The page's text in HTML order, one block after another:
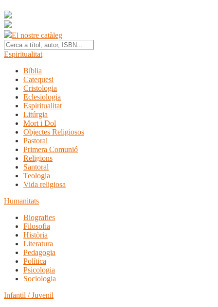
El nostre catàleg
Espiritualitat
Bíblia
Catequesi
Cristologia
Eclesiologia
Espiritualitat
Litúrgia
Mort i Dol
Objectes Religiosos
Pastoral
Primera Comunió
Religions
Santoral
Teologia
Vida religiosa
Humanitats
Biografies
Filosofia
Història
Literatura
Pedagogia
Política
Psicologia
Sociologia
Infantil / Juvenil